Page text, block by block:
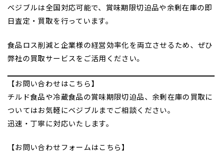
ベジブルは全国対応可能で、賞味期限切迫品や余剰在庫の即
日査定・買取を行っています。
食品ロス削減と企業様の経営効率化を両立させるため、ぜひ
弊社の買取サービスをご活用ください。
【お問い合わせはこちら】
チルド食品や冷蔵食品の賞味期限切迫品、余剰在庫の買取に
ついてはお気軽にベジブルまでご相談ください。
迅速・丁寧に対応いたします。
【お問い合わせフォームはこちら】